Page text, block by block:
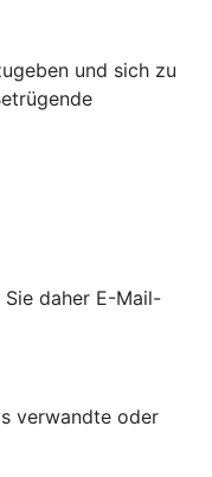
und sich zu
daher E-Mail-
verwandte oder